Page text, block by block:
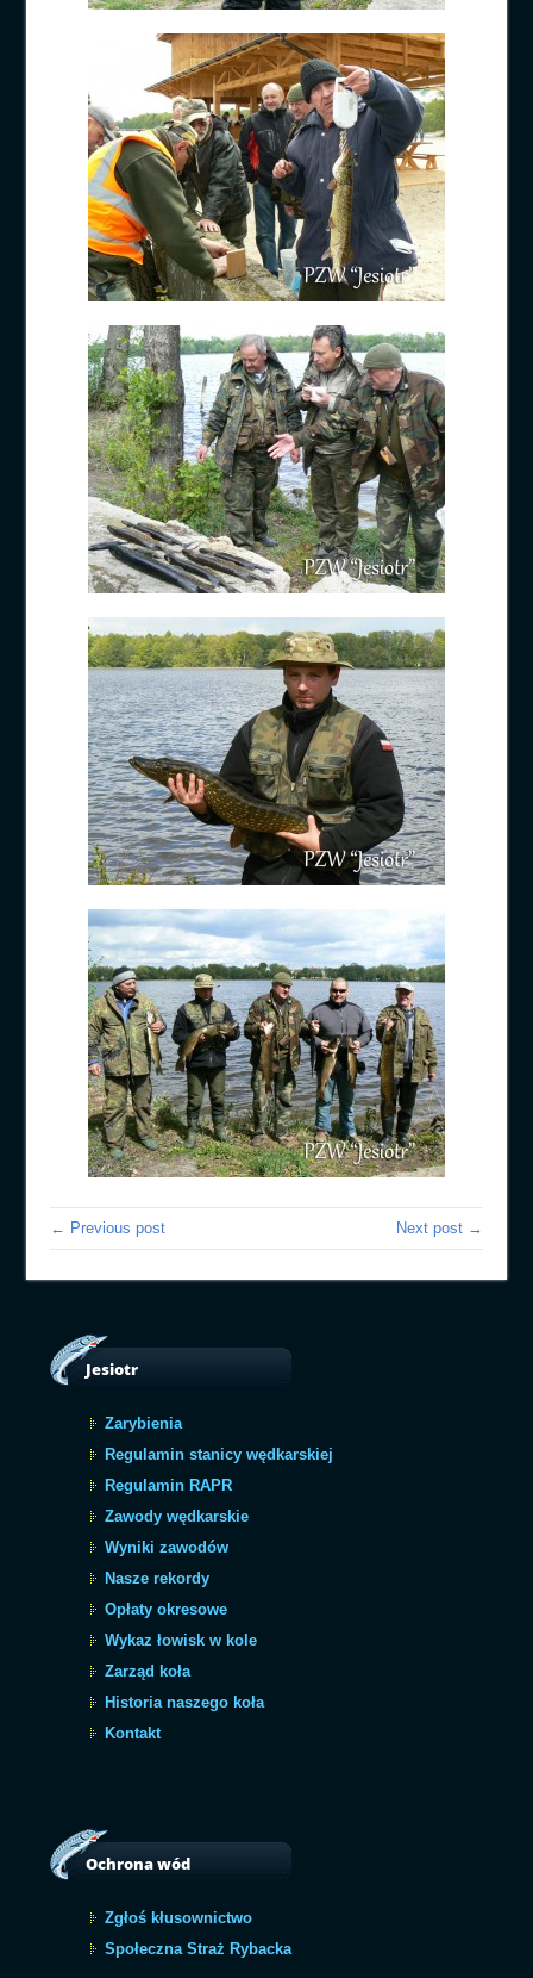
← Previous post Next post →
Jesiotr
Zarybienia
Regulamin stanicy wędkarskiej
Regulamin RAPR
Zawody wędkarskie
Wyniki zawodów
Nasze rekordy
Opłaty okresowe
Wykaz łowisk w kole
Zarząd koła
Historia naszego koła
Kontakt
Ochrona wód
Zgłoś kłusownictwo
Społeczna Straż Rybacka